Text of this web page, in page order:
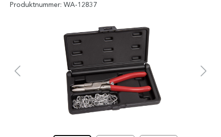
Produktnummer: WA-12837